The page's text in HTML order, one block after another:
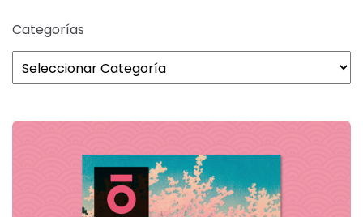
Categorías